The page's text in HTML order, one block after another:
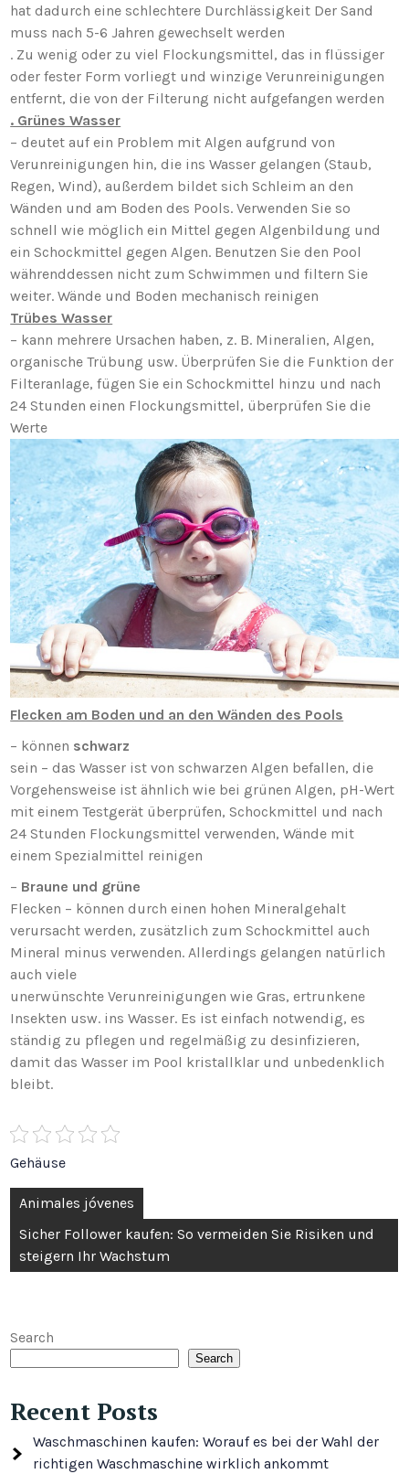
hat dadurch eine schlechtere Durchlässigkeit Der Sand
muss nach 5-6 Jahren gewechselt werden
. Zu wenig oder zu viel Flockungsmittel, das in flüssiger
oder fester Form vorliegt und winzige Verunreinigungen
entfernt, die von der Filterung nicht aufgefangen werden
. Grünes Wasser
– deutet auf ein Problem mit Algen aufgrund von
Verunreinigungen hin, die ins Wasser gelangen (Staub,
Regen, Wind), außerdem bildet sich Schleim an den
Wänden und am Boden des Pools. Verwenden Sie so
schnell wie möglich ein Mittel gegen Algenbildung und
ein Schockmittel gegen Algen. Benutzen Sie den Pool
währenddessen nicht zum Schwimmen und filtern Sie
weiter. Wände und Boden mechanisch reinigen
Trübes Wasser
– kann mehrere Ursachen haben, z. B. Mineralien, Algen,
organische Trübung usw. Überprüfen Sie die Funktion der
Filteranlage, fügen Sie ein Schockmittel hinzu und nach
24 Stunden einen Flockungsmittel, überprüfen Sie die
Werte
Flecken am Boden und an den Wänden des Pools
– können schwarz
sein – das Wasser ist von schwarzen Algen befallen, die
Vorgehensweise ist ähnlich wie bei grünen Algen, pH-Wert
mit einem Testgerät überprüfen, Schockmittel und nach
24 Stunden Flockungsmittel verwenden, Wände mit
einem Spezialmittel reinigen
– Braune und grüne
Flecken – können durch einen hohen Mineralgehalt
verursacht werden, zusätzlich zum Schockmittel auch
Mineral minus verwenden. Allerdings gelangen natürlich
auch viele
unerwünschte Verunreinigungen wie Gras, ertrunkene
Insekten usw. ins Wasser. Es ist einfach notwendig, es
ständig zu pflegen und regelmäßig zu desinfizieren,
damit das Wasser im Pool kristallklar und unbedenklich
bleibt.
Gehäuse
Post
navigation
Animales jóvenes
Sicher Follower kaufen: So vermeiden Sie Risiken und
steigern Ihr Wachstum
Search
Search
Recent Posts
Waschmaschinen kaufen: Worauf es bei der Wahl der
richtigen Waschmaschine wirklich ankommt